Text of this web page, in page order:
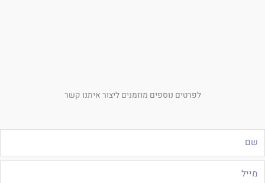
לפרטים נוספים מוזמנים ליצור איתנו קשר